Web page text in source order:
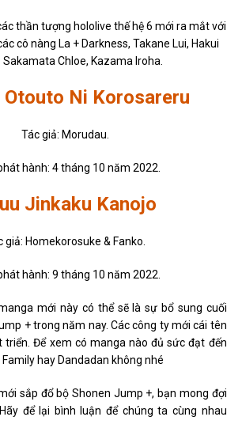
thần tượng hololive thế hệ 6 mới ra mắt với
cô nàng La + Darkness, Takane Lui, Hakui
Sakamata Chloe, Kazama Iroha.
Otouto Ni Korosareru
Tác giả: Morudau.
hành: 4 tháng 10 năm 2022.
Jinkaku Kanojo
giả: Homekorosuke & Fanko.
hành: 9 tháng 10 năm 2022.
mới này có thể sẽ là sự bổ sung cuối
+ trong năm nay. Các công ty mới cái tên
triển. Để xem có manga nào đủ sức đạt đến
hay Dandadan không nhé
sắp đổ bộ Shonen Jump +, bạn mong đợi
để lại bình luận để chúng ta cùng nhau